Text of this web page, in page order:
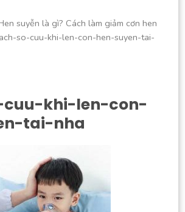
suyễn là gì? Cách làm giảm cơn hen
so-cuu-khi-len-con-hen-suyen-tai-
khi-len-con-
tai-nha